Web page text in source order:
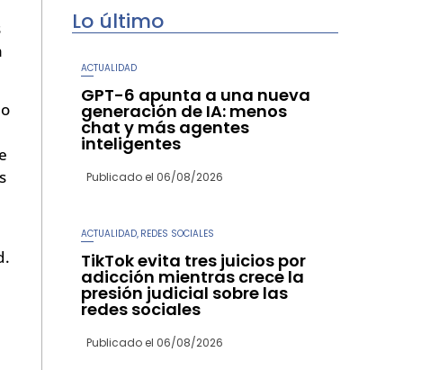
Lo último
ACTUALIDAD
GPT-6 apunta a una nueva
generación de IA: menos
chat y más agentes
inteligentes
Publicado el 06/08/2026
ACTUALIDAD REDES SOCIALES
TikTok evita tres juicios por
adicción mientras crece la
presión judicial sobre las
redes sociales
Publicado el 06/08/2026